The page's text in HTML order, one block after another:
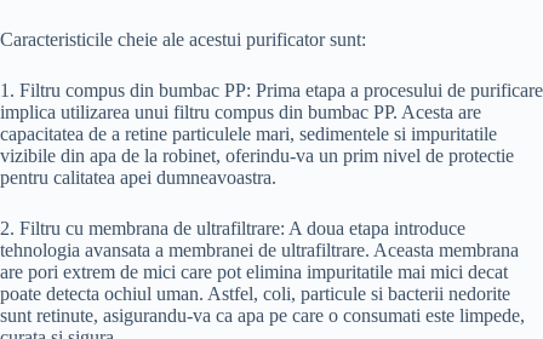
Caracteristicile cheie ale acestui purificator sunt:
1. Filtru compus din bumbac PP: Prima etapa a procesului de purificare
implica utilizarea unui filtru compus din bumbac PP. Acesta are
capacitatea de a retine particulele mari, sedimentele si impuritatile
vizibile din apa de la robinet, oferindu-va un prim nivel de protectie
pentru calitatea apei dumneavoastra.
2. Filtru cu membrana de ultrafiltrare: A doua etapa introduce
tehnologia avansata a membranei de ultrafiltrare. Aceasta membrana
are pori extrem de mici care pot elimina impuritatile mai mici decat
poate detecta ochiul uman. Astfel, coli, particule si bacterii nedorite
sunt retinute, asigurandu-va ca apa pe care o consumati este limpede,